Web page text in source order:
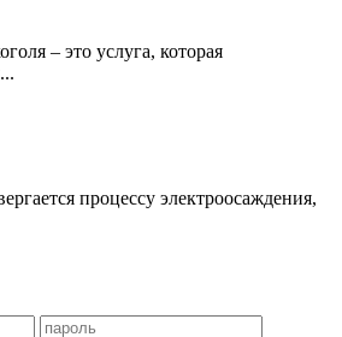
– это услуга, которая
процессу электроосаждения,